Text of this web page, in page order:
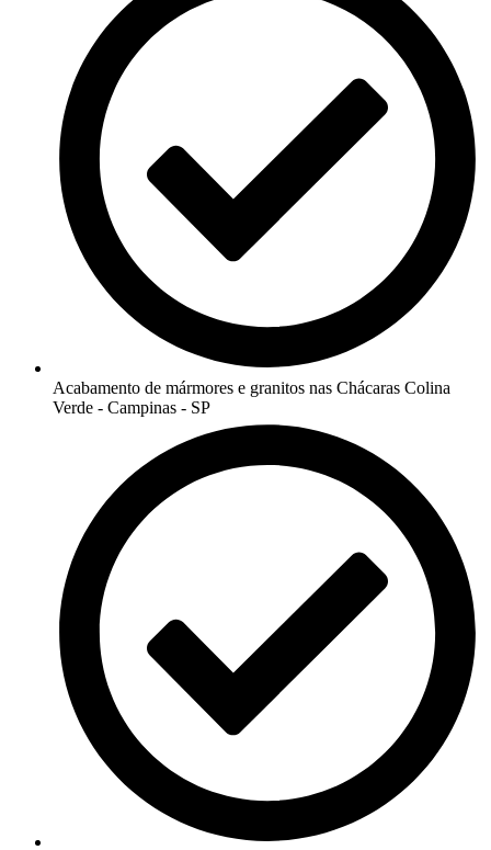
Acabamento de mármores e granitos nas Chácaras Colina
Verde - Campinas - SP